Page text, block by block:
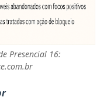
Presencial 16: